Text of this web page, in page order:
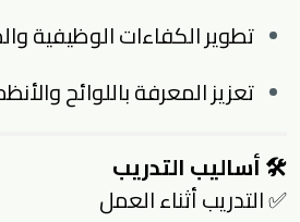
تطوير الكفاءات الوظيفية
تعزيز المعرفة باللوائح
🛠️أساليب التدريب
✅ التدريب أثناء العمل